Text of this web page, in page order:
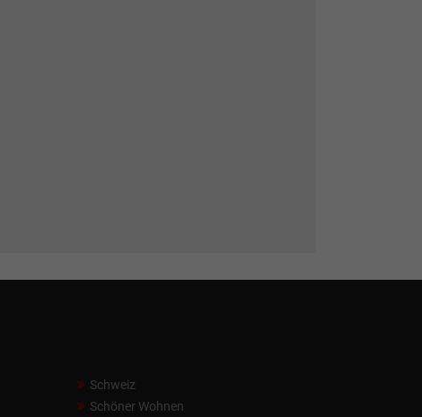
Schweiz
Schöner Wohnen